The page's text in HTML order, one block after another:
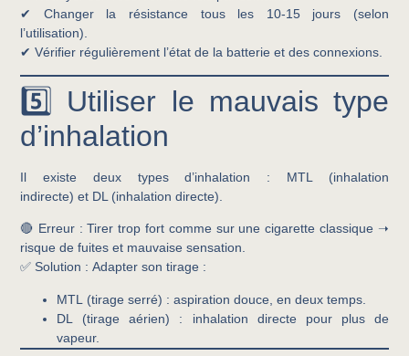
✔ Changer la résistance tous les 10-15 jours (selon
l’utilisation).
✔ Vérifier régulièrement l’état de la batterie et des connexions.
5️⃣ Utiliser le mauvais type
d’inhalation
Il existe deux types d’inhalation : MTL (inhalation
indirecte) et DL (inhalation directe)
🔴 Erreur : Tirer trop fort comme sur une cigarette classique ➝
risque de fuites et mauvaise sensation.
✅ Solution : Adapter son tirage :
MTL
(tirage serré) : aspiration douce, en deux temps.
DL
(tirage aérien) : inhalation directe pour plus de
vapeur.